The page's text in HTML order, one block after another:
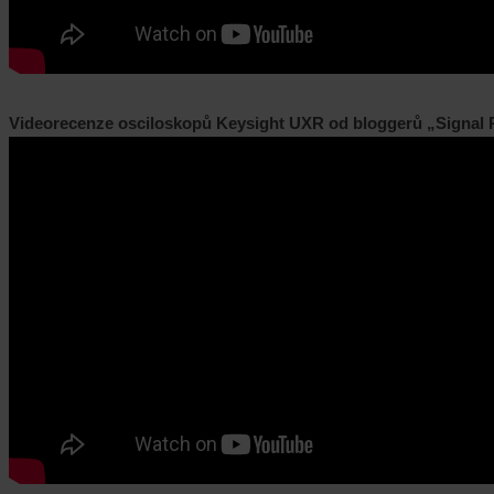
Videorecenze osciloskopů Keysight UXR od bloggerů „Signal